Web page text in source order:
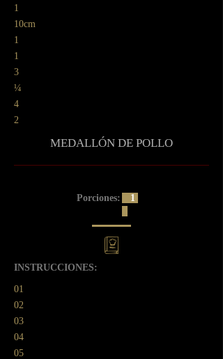
1
10cm
1
1
3
¼
4
2
MEDALLÓN DE POLLO
Porciones: 1
INSTRUCCIONES:
01
02
03
04
05